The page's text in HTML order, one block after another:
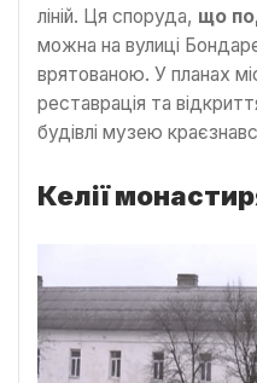
ліній. Ця споруда, що
можна на вулиці
врятованою. У планах
реставрація та
будівлі музею
Келії